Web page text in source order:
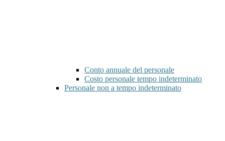
Conto annuale del personale
Costo personale tempo indeterminato
Personale non a tempo indeterminato